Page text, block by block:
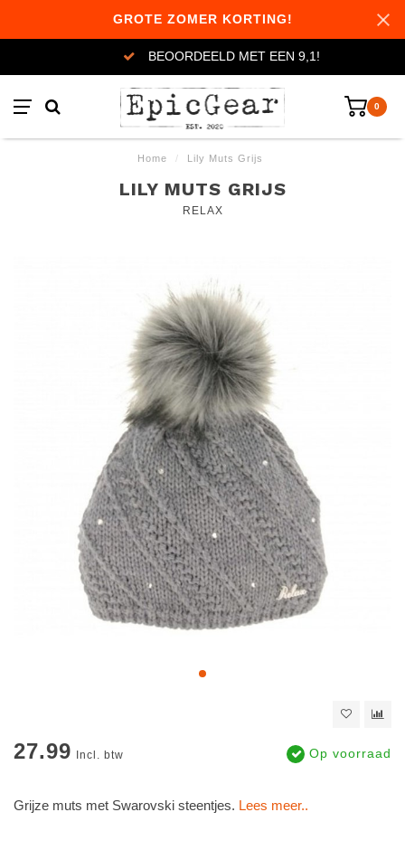
GROTE ZOMER KORTING!
BEOORDEELD MET EEN 9,1!
0
Home / Lily Muts Grijs
LILY MUTS GRIJS
RELAX
27.99 Incl. btw Op voorraad
Grijze muts met Swarovski steentjes. Lees meer..